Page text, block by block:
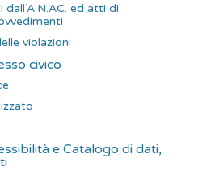
ed atti di
violazioni
civico
e Catalogo di dati,